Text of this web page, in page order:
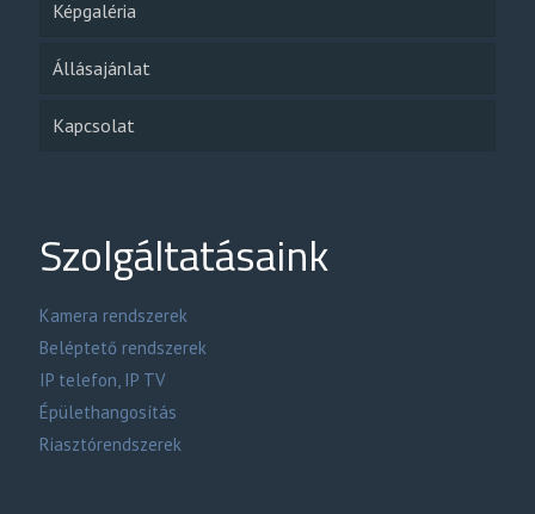
Képgaléria
Állásajánlat
Kapcsolat
Szolgáltatásaink
Kamera rendszerek
Beléptető rendszerek
IP telefon, IP TV
Épülethangosítás
Riasztórendszerek